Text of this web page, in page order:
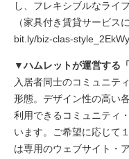
し、フレキシブルなライ
（家具付き賃貸サービス
bit.ly/biz-clas-
▼ハムレットが運営する
入居者同士のコミュニテ
形態。デザイン性の高い
利用できるコミュニティ
います。ご希望に応じて
は専用のウェブサイト・